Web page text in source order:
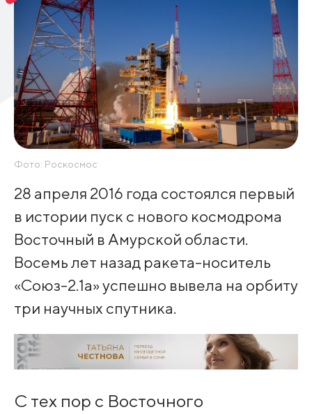
Фото: Роскосмос
28 апреля 2016 года состоялся первый
в истории пуск с нового космодрома
Восточный в Амурской области.
Восемь лет назад ракета-носитель
«Союз-2.1а» успешно вывела на орбиту
три научных спутника.
С тех пор с Восточного